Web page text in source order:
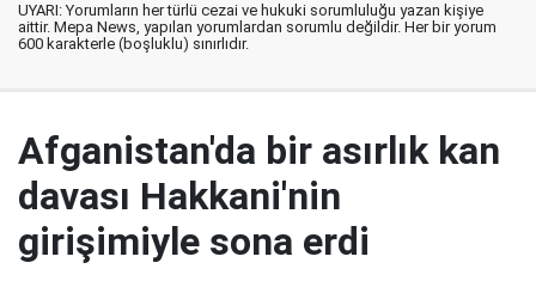
UYARI: Yorumların her türlü cezai ve hukuki sorumluluğu yazan kişiye
aittir. Mepa News, yapılan yorumlardan sorumlu değildir. Her bir yorum
600 karakterle (boşluklu) sınırlıdır.
Afganistan'da bir asırlık kan
davası Hakkani'nin
girişimiyle sona erdi